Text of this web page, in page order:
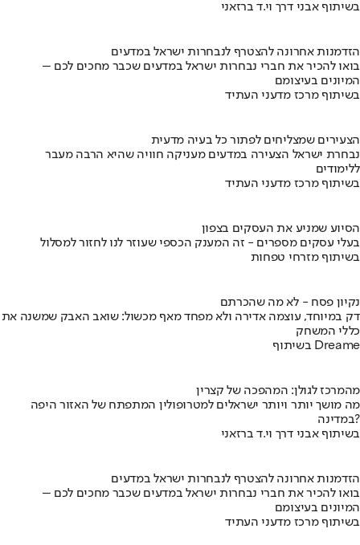
בשיתוף אבני דרך וי.ד ברזאני
הזדמנות אחרונה להצטרף לנבחרות ישראל במדעים
בואו להכיר את חברי נבחרות ישראל במדעים שכבר מחכים לכם –
המיונים בעיצומם
בשיתוף מרכז מדעני העתיד
הצעירים שמצליחים לפתור כל בעיה מדעית
נבחרת ישראל הצעירה במדעים מעניקה חוויה שהיא הרבה מעבר
ללימודים
בשיתוף מרכז מדעני העתיד
הסיוע שמניע את העסקים בצפון
בעלי עסקים מספרים - זה המענק הכספי שעוזר לנו לחזור למסלול
בשיתוף מזרחי טפחות
נקיון פסח - לא מה שהכרתם
דק במיוחד, עוצמה אדירה ולא מפחד מאף מכשול: שואב האבק שמשנה את
כללי המשחק
בשיתוף Dreame
מהמרכז לגולן: המהפכה של קצרין
מה מושך יותר ויותר ישראלים למטרופולין המתפתח של האזור היפה
במדינה?
בשיתוף אבני דרך וי.ד ברזאני
הזדמנות אחרונה להצטרף לנבחרות ישראל במדעים
בואו להכיר את חברי נבחרות ישראל במדעים שכבר מחכים לכם –
המיונים בעיצומם
בשיתוף מרכז מדעני העתיד